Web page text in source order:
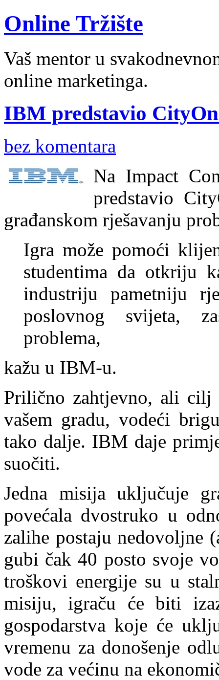
Online Tržište
Vaš mentor u
online marketinga.
IBM predstavio
bez komentara
Na Impact
predstavio
građanskom rješavanju
Igra može pomoći
studentima da otkriju
industriju pametniju
poslovnog svijeta,
problema,
kažu u IBM-u.
Prilično zahtjevno, ali
vašem gradu, vodeći
tako dalje. IBM daje
suočiti.
Jedna misija uključuje
povećala dvostruko u
zalihe postaju nedovoljne
gubi čak 40 posto svoje
troškovi energije su u
misiju, igraču će biti
gospodarstva koje će
vremenu za donošenje
vode za većinu na